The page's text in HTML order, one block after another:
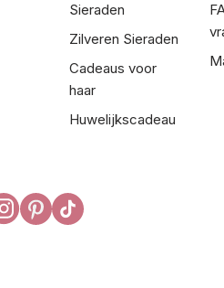
Sieraden
Zilveren Sieraden
Cadeaus voor
haar
Huwelijkscadeau